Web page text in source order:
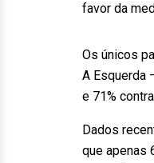
favor da
Os únicos
A Esquerda
e 71%
Dados
que apenas